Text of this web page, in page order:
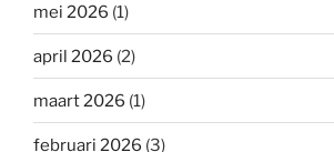
mei 2026 (1)
april 2026 (2)
maart 2026 (1)
februari 2026 (3)